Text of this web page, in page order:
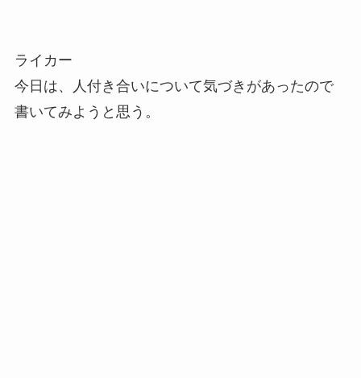
ライカー
今日は、人付き合いについて気づきがあったので
書いてみようと思う。